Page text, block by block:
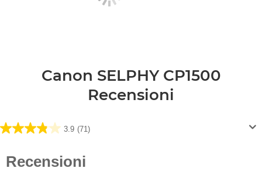
Canon SELPHY CP1500
Recensioni
3.9 (71)
3.9
stelle.